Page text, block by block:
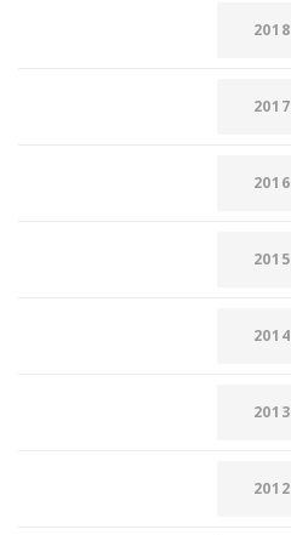
2018
2017
2016
2015
2014
2013
2012